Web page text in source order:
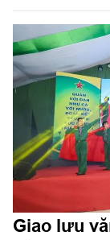
Bình Minh, thành
Giao lưu